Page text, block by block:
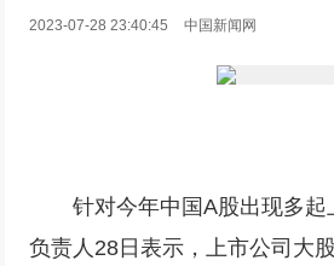
2023-07-28 23:40:45 中国新闻网
针对今年中国A股出现多
负责人28日表示，上市公司大